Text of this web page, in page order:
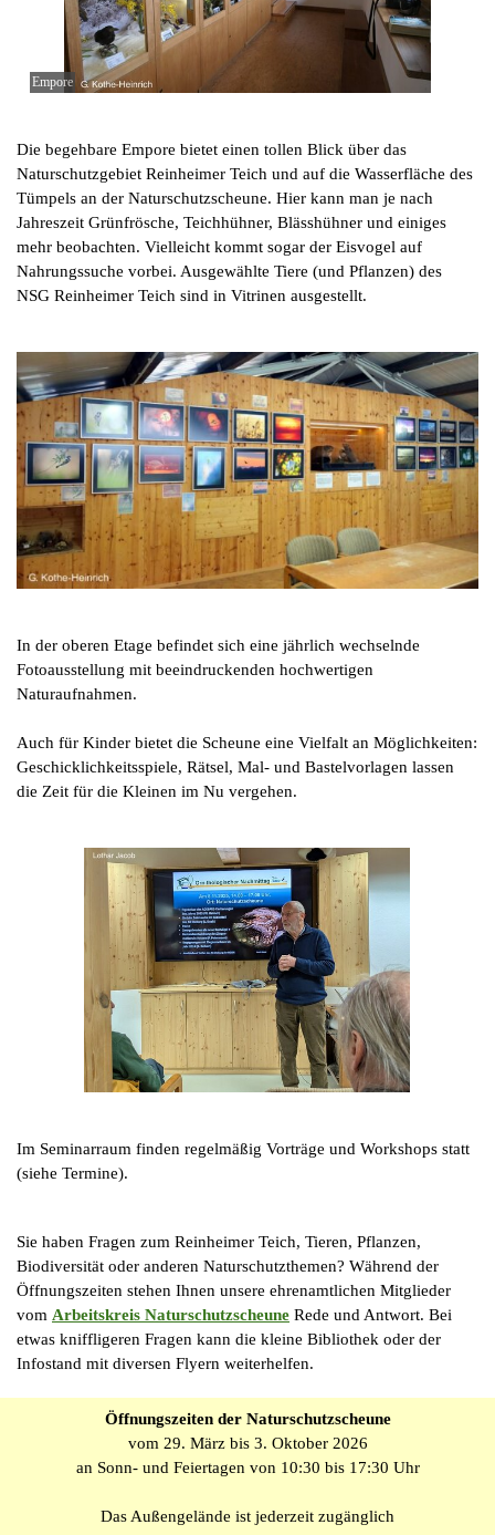
Empore
Die begehbare Empore bietet einen tollen Blick über das
Naturschutzgebiet Reinheimer Teich und auf die Wasserfläche des
Tümpels an der Naturschutzscheune. Hier kann man je nach
Jahreszeit Grünfrösche, Teichhühner, Blässhühner und einiges
mehr beobachten. Vielleicht kommt sogar der Eisvogel auf
Nahrungssuche vorbei. Ausgewählte Tiere (und Pflanzen) des
NSG Reinheimer Teich sind in Vitrinen ausgestellt.
In der oberen Etage befindet sich eine jährlich wechselnde
Fotoausstellung mit beeindruckenden hochwertigen
Naturaufnahmen.
Auch für Kinder bietet die Scheune eine Vielfalt an Möglichkeiten:
Geschicklichkeitsspiele, Rätsel, Mal- und Bastelvorlagen lassen
die Zeit für die Kleinen im Nu vergehen.
Im Seminarraum finden regelmäßig Vorträge und Workshops statt
(siehe Termine).
Sie haben Fragen zum Reinheimer Teich, Tieren, Pflanzen,
Biodiversität oder anderen Naturschutzthemen? Während der
Öffnungszeiten stehen Ihnen unsere ehrenamtlichen Mitglieder
vom Arbeitskreis Naturschutzscheune Rede und Antwort. Bei
etwas kniffligeren Fragen kann die kleine Bibliothek oder der
Infostand mit diversen Flyern weiterhelfen.
Öffnungszeiten der Naturschutzscheune
vom 29. März bis 3. Oktober 2026
an Sonn- und Feiertagen von 10:30 bis 17:30 Uhr
Das Außengelände ist jederzeit zugänglich